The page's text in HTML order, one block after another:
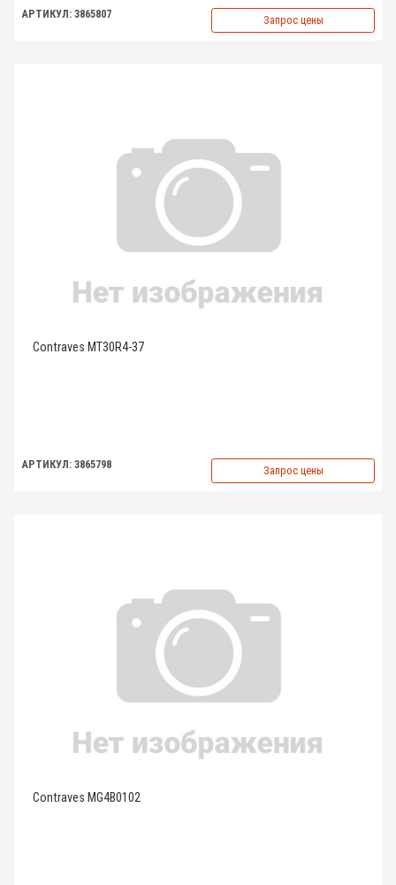
АРТИКУЛ: 3865807 Запрос цены
Contraves MT30R4-37
АРТИКУЛ: 3865798 Запрос цены
Contraves MG4B0102